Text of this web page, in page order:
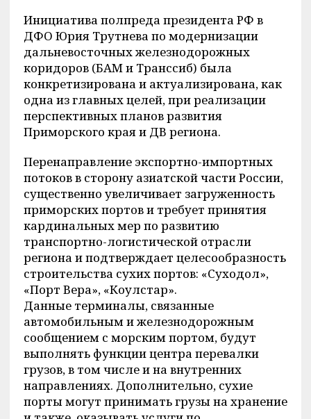
Инициатива полпреда президента РФ в
ДФО Юрия Трутнева по модернизации
дальневосточных железнодорожных
коридоров (БАМ и Транссиб) была
конкретизирована и актуализирована, как
одна из главных целей, при реализации
перспективных планов развития
Приморского края и ДВ региона.
Перенаправление экспортно-импортных
потоков в сторону азиатской части России,
существенно увеличивает загруженность
приморских портов и требует принятия
кардинальных мер по развитию
транспортно-логистической отрасли
региона и подтверждает целесообразность
строительства сухих портов: «Суходол»,
«Порт Вера», «Коулстар».
Данные терминалы, связанные
автомобильным и железнодорожным
сообщением с морским портом, будут
выполнять функции центра перевалки
грузов, в том числе и на внутренних
направлениях. Дополнительно, сухие
порты могут принимать грузы на хранение